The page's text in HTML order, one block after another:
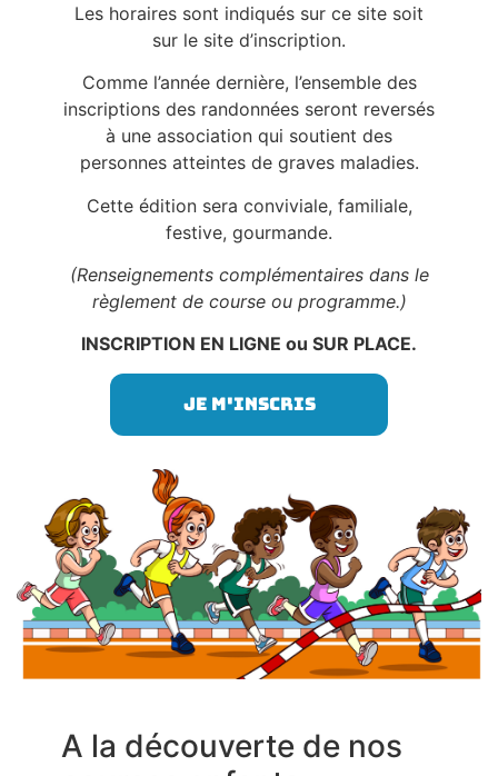
Les horaires sont indiqués sur ce site soit
sur le site d’inscription.
Comme l’année dernière, l’ensemble des
inscriptions des randonnées seront reversés
à une association qui soutient des
personnes atteintes de graves maladies.
Cette édition sera conviviale, familiale,
festive, gourmande.
(Renseignements complémentaires dans le
règlement de course ou programme.)
INSCRIPTION EN LIGNE ou SUR PLACE.
Je m'inscris
A la découverte de nos